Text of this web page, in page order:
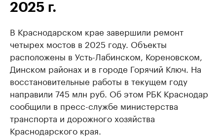
2025 г.
В Краснодарском крае завершили ремонт
четырех мостов в 2025 году. Объекты
расположены в Усть-Лабинском, Кореновском,
Динском районах и в городе Горячий Ключ. На
восстановительные работы в текущем году
направили 745 млн руб. Об этом РБК Краснодар
сообщили в пресс-службе министерства
транспорта и дорожного хозяйства
Краснодарского края.